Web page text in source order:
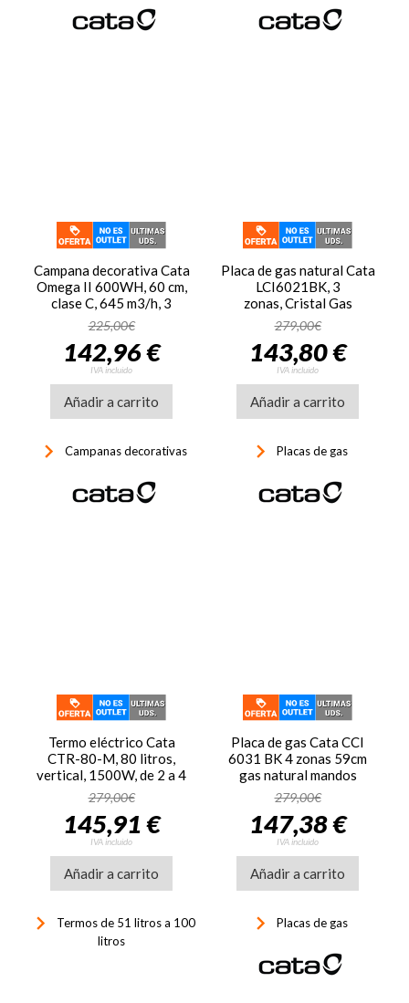
Campana decorativa Cata
Omega II 600WH, 60 cm,
clase C, 645 m3/h, 3
velocidades, 57.8 a
71.8dB, ref. 02002010,
blanco
225,00€
142,96 €
IVA incluido
Añadir a carrito
keyboard_arrow_right Campanas decorativas
Placa de gas natural Cata
LCI6021BK, 3
zonas, Cristal Gas
279,00€
143,80 €
IVA incluido
Añadir a carrito
keyboard_arrow_right Placas de gas
Termo eléctrico Cata
CTR-80-M, 80 litros,
vertical, 1500W, de 2 a 4
personas, anclaje
universal, blanco
279,00€
145,91 €
IVA incluido
Añadir a carrito
keyboard_arrow_right
Termos de 51 litros a 100
litros
Placa de gas Cata CCI
6031 BK 4 zonas 59cm
gas natural mandos
frontales 8000W
encendido electrónico
inyectores gas butano
incluidos Cristal Gas
negro80
279,00€
147,38 €
IVA incluido
Añadir a carrito
keyboard_arrow_right Placas de gas